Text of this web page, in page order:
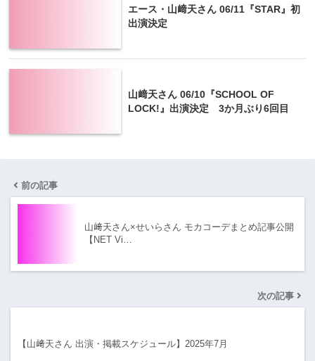
エース・山﨑天さん 06/11『STAR』初
出演決定
山﨑天さん 06/10『SCHOOL OF
LOCK!』出演決定 3か月ぶり6回目
前の記事
山﨑天さん×せいらさん モカコーデまとめ記事公開
【NET Vi…
次の記事
【山﨑天さん 出演・掲載スケジュール】2025年7月